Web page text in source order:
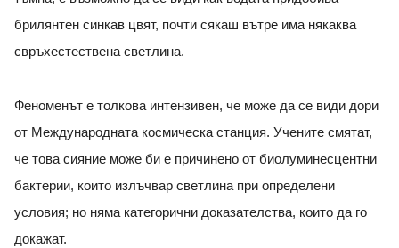
брилянтен синкав цвят, почти сякаш вътре има някаква
свръхестествена светлина.
Феноменът е толкова интензивен, че може да се види дори
от Международната космическа станция. Учените смятат,
че това сияние може би е причинено от биолуминесцентни
бактерии, които излъчвар светлина при определени
условия; но няма категорични доказателства, които да го
докажат.